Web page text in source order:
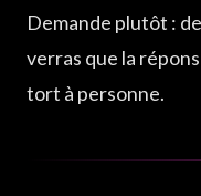
Demande plutôt :
verras que la
tort à personne.